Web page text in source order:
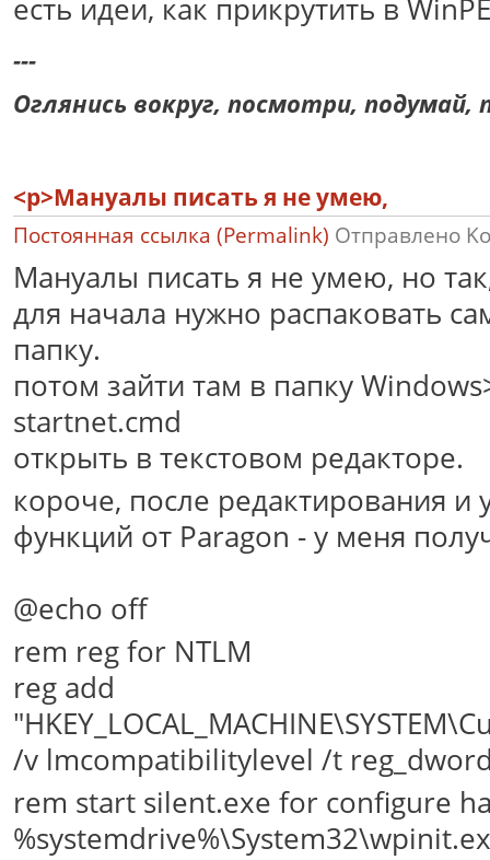
есть идеи, как прикрутить в
---
Оглянись вокруг, посмотри, подумай,
<p>Мануалы писать я не умею,
Постоянная ссылка (Permalink) Отправлено
Мануалы писать я не умею, но
для начала нужно распаковать
папку.
потом зайти там в папку
startnet.cmd
открыть в текстовом редакторе.
короче, после редактирования и
функций от Paragon - у меня
@echo off
rem reg for NTLM
reg add
/v lmcompatibilitylevel /t
rem start silent.exe for configure